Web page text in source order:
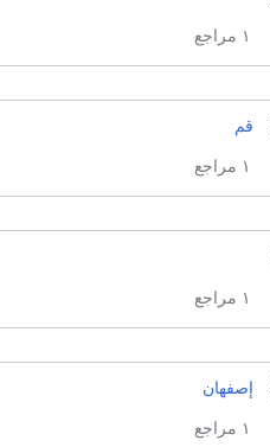
١ مراجع
قم
١ مراجع
١ مراجع
إصفهان
١ مراجع